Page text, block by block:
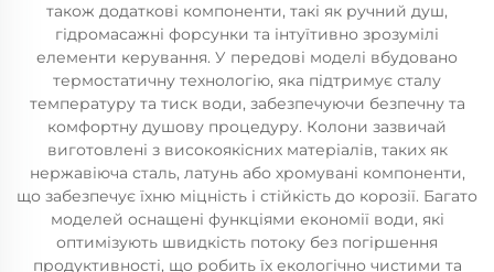
також додаткові компоненти, такі як ручний душ,
гідромасажні форсунки та інтуїтивно зрозумілі
елементи керування. У передові моделі вбудовано
термостатичну технологію, яка підтримує сталу
температуру та тиск води, забезпечуючи безпечну та
комфортну душову процедуру. Колони зазвичай
виготовлені з високоякісних матеріалів, таких як
нержавіюча сталь, латунь або хромувані компоненти,
що забезпечує їхню міцність і стійкість до корозії. Багато
моделей оснащені функціями економії води, які
оптимізують швидкість потоку без погіршення
продуктивності, що робить їх екологічно чистими та